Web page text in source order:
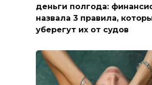
деньги полгода:
назвала 3 правила,
уберегут их от судов